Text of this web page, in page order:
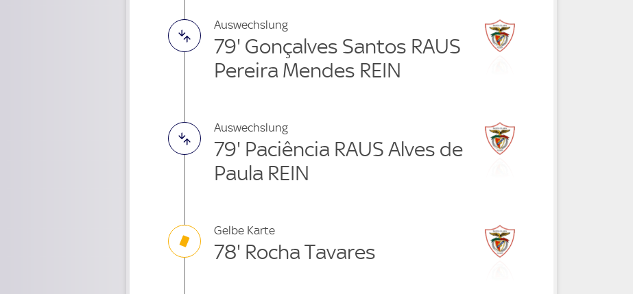
Auswechslung
79' Gonçalves Santos RAUS
Pereira Mendes REIN
Auswechslung
79' Paciência RAUS Alves de
Paula REIN
Gelbe Karte
78' Rocha Tavares